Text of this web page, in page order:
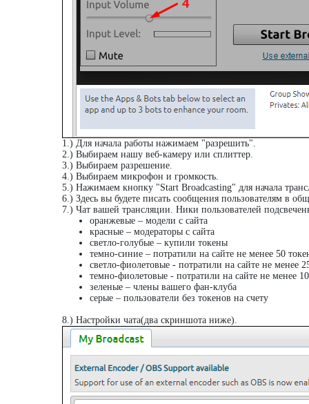
1.) Для начала работы нажимаем "разрешить".
2.) Выбираем нашу веб-камеру или сплиттер.
3.) Выбираем разрешение.
4.) Выбираем микрофон и громкость.
5.) Нажимаем кнопку "Start Broadcasting" для начала
6.) Здесь вы будете писать сообщения пользователям в
7.) Чат вашей трансляции. Ники пользователей
оранжевые – модели с сайта
красные – модераторы с сайта
светло-голубые – купили токены
темно-синие – потратили на сайте не менее 50
светло-фиолетовые - потратили на сайте не менее
темно-фиолетовые - потратили на сайте не менее
зеленые – члены вашего фан-клуба
серые – пользователи без токенов на счету
8.) Настройки чата(два скриншота ниже).